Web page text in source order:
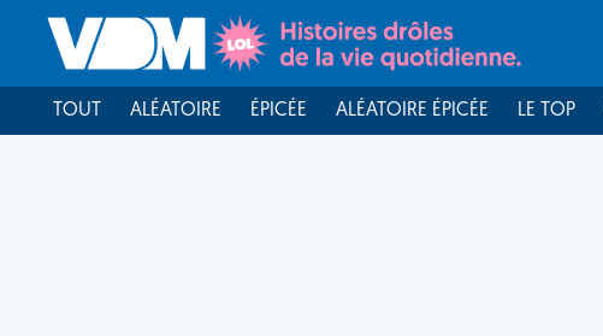
TOUT ALÉATOIRE ÉPICÉE ALÉATOIRE ÉPICÉE LE TOP